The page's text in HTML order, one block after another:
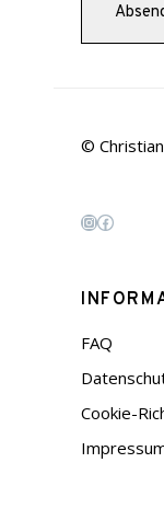
©
Instagram
Facebook
FAQ
Cookie-